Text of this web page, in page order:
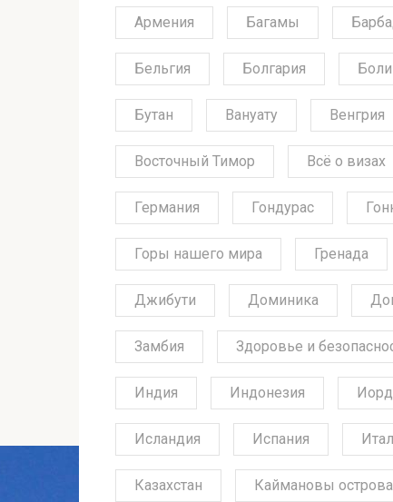
Армения Багамы
Бельгия Болгария
Бутан Вануату Венгрия
Восточный Тимор Всё о визах
Германия Гондурас
Горы нашего мира Гренада
Джибути Доминика
Замбия Здоровье и
Индия Индонезия
Исландия Испания
Казахстан Каймановы острова